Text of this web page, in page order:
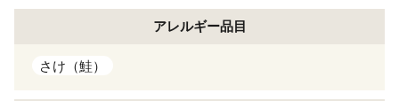
アレルギー品目
さけ（鮭）